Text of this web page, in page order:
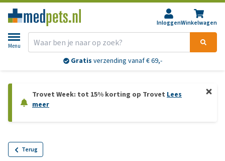
InloggenWinkelwagen
Menu
Gratis verzending vanaf € 69,-
Trovet Week: tot 15% korting op Trovet Lees
meer
Terug